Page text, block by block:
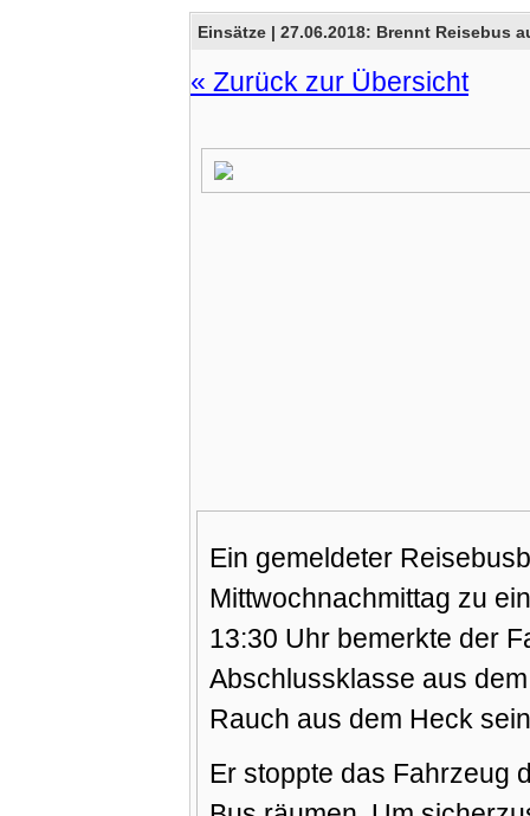
Einsätze | 27.06.2018: Brennt Reisebus
« Zurück zur Übersicht
Ein gemeldeter
Mittwochnachmittag zu
13:30 Uhr bemerkte der
Abschlussklasse aus
Rauch aus dem Heck
Er stoppte das Fahrzeug